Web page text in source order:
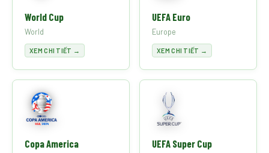
World Cup
World
XEM CHI TIẾT →
UEFA Euro
Europe
XEM CHI TIẾT →
Copa America UEFA Super Cup